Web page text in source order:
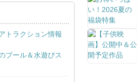
トラクション情報
プール＆水遊びス